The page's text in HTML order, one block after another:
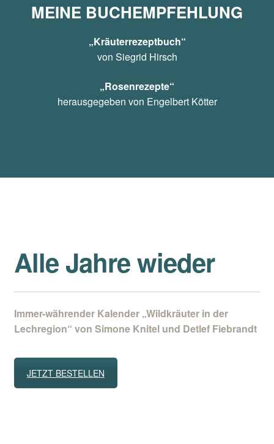
MEINE BUCHEMPFEHLUNG
„Kräuterrezeptbuch“
von Siegrid Hirsch
„Rosenrezepte“
herausgegeben von Engelbert Kötter
Alle Jahre wieder
Immer-währender Kalender „Wildkräuter in der
Lechregion“ von Simone Knitel und Detlef Fiebrandt
JETZT BESTELLEN